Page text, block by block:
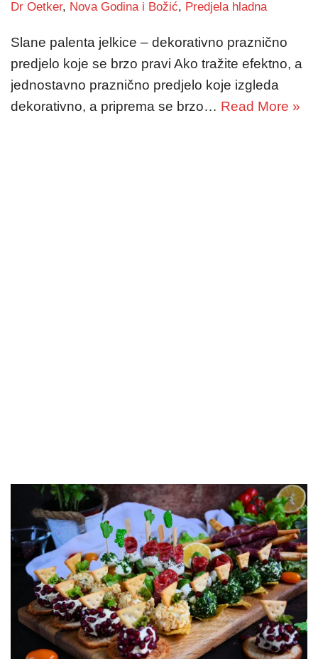
Dr Oetker, Nova Godina i Božić, Predjela hladna
Slane palenta jelkice – dekorativno praznično
predjelo koje se brzo pravi Ako tražite efektno, a
jednostavno praznično predjelo koje izgleda
dekorativno, a priprema se brzo… Read More »